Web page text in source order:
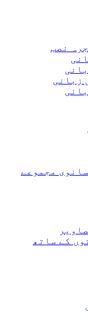
نصب
زبانی
مجموعے
کے ساتھ